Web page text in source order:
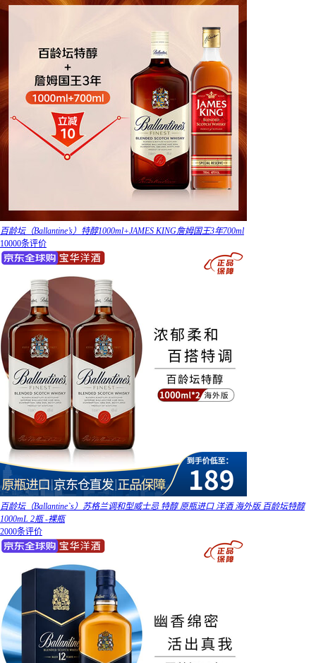
百龄坛（Ballantine’s）特醇1000ml+JAMES KING詹姆国王3年700ml
10000条评价
百龄坛（Ballantine`s）苏格兰调和型威士忌 特醇 原瓶进口 洋酒 海外版 百龄坛特醇
1000mL 2瓶 -裸瓶
2000条评价